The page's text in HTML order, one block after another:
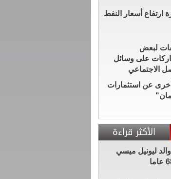
ارتفاع أسعار النفط
لبعض
على وسائل
الاجتماعي
عن استثمارات
الأكثر قراءة
ليونيل ميسي